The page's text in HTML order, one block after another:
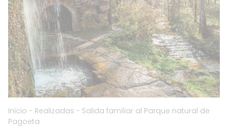
Inicio - Realizadas - Salida familiar al Parque natural de
Pagoeta